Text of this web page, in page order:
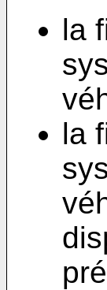
la
la